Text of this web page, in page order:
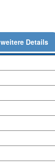
weitere Details